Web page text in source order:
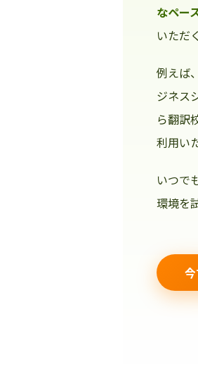
なペー
いただ
例えば
ジネス
ら翻訳
利用い
いつで
環境を